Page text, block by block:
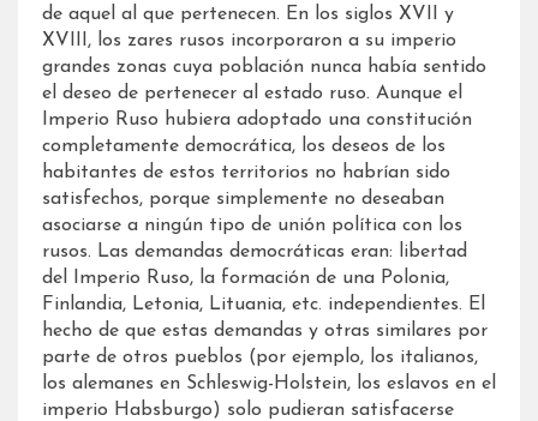
de aquel al que pertenecen. En los siglos XVII y
XVIII, los zares rusos incorporaron a su imperio
grandes zonas cuya población nunca había sentido
el deseo de pertenecer al estado ruso. Aunque el
Imperio Ruso hubiera adoptado una constitución
completamente democrática, los deseos de los
habitantes de estos territorios no habrían sido
satisfechos, porque simplemente no deseaban
asociarse a ningún tipo de unión política con los
rusos. Las demandas democráticas eran: libertad
del Imperio Ruso, la formación de una Polonia,
Finlandia, Letonia, Lituania, etc. independientes. El
hecho de que estas demandas y otras similares por
parte de otros pueblos (por ejemplo, los italianos,
los alemanes en Schleswig-Holstein, los eslavos en el
imperio Habsburgo) solo pudieran satisfacerse